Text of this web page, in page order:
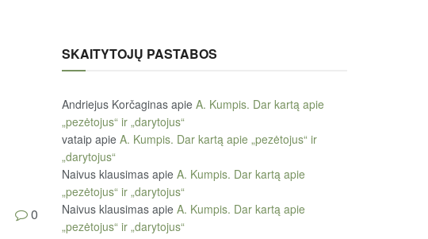
0
SKAITYTOJŲ PASTABOS
Andriejus Korčaginas apie A. Kumpis. Dar kartą apie
„pezėtojus“ ir „darytojus“
vataip apie A. Kumpis. Dar kartą apie „pezėtojus“ ir
„darytojus“
Naivus klausimas apie A. Kumpis. Dar kartą apie
„pezėtojus“ ir „darytojus“
Naivus klausimas apie A. Kumpis. Dar kartą apie
„pezėtojus“ ir „darytojus“